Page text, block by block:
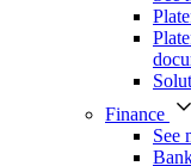
Finance
See